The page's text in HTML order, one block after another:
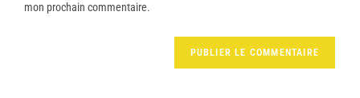
mon prochain commentaire.